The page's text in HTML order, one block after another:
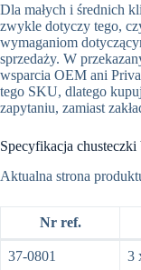
Dla małych i średnich
zwykle dotyczy tego,
wymaganiom
sprzedaży. W
wsparcia OEM ani
tego SKU, dlatego
zapytaniu, zamiast
Specyfikacja
Aktualna strona
Nr ref.
37-0801
3